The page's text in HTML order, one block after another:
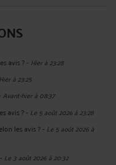
avis ?- Hier à 23:28
Hier à 23:25
Avant-hier à 08:37
avis ?- Le 5 août 2026 à 23:28
les avis ?- Le 5 août 2026 à
- Le 3 août 2026 à 20:32